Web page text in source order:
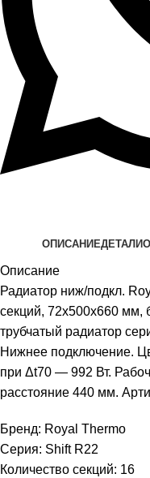
ОПИСАНИЕДЕТАЛИ
Описание
Радиатор ниж/подкл.
секций, 72x500x660 мм,
трубчатый радиатор
Нижнее подключение.
при Δt70 — 992 Вт.
расстояние 440 мм.
Бренд: Royal Thermo
Серия: Shift R22
Количество секций: 16